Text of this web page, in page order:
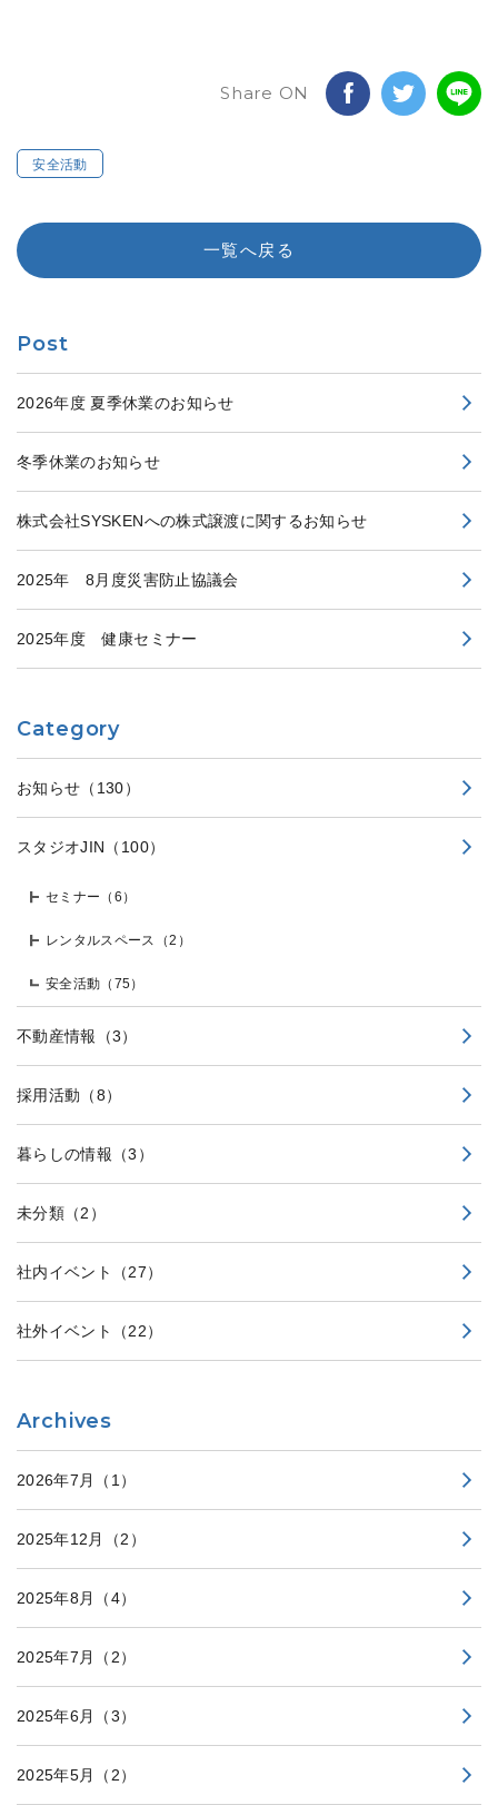
Share ON
安全活動
一覧へ戻る
Post
2026年度 夏季休業のお知らせ
冬季休業のお知らせ
株式会社SYSKENへの株式譲渡に関するお知らせ
2025年 8月度災害防止協議会
2025年度 健康セミナー
Category
お知らせ （130）
スタジオJIN （100）
セミナー （6）
レンタルスペース （2）
安全活動 （75）
不動産情報 （3）
採用活動 （8）
暮らしの情報 （3）
未分類 （2）
社内イベント （27）
社外イベント （22）
Archives
2026年7月 （1）
2025年12月 （2）
2025年8月 （4）
2025年7月 （2）
2025年6月 （3）
2025年5月 （2）